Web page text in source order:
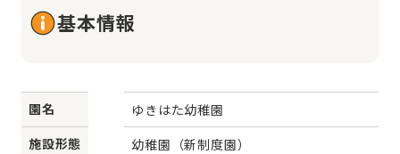
基本情報
園名
ゆきはた幼稚園
施設形態
幼稚園（新制度園）